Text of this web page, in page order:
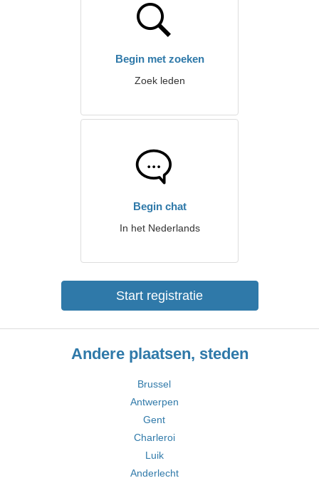
Begin met zoeken
Zoek leden
Begin chat
In het Nederlands
Start registratie
Andere plaatsen, steden
Brussel
Antwerpen
Gent
Charleroi
Luik
Anderlecht